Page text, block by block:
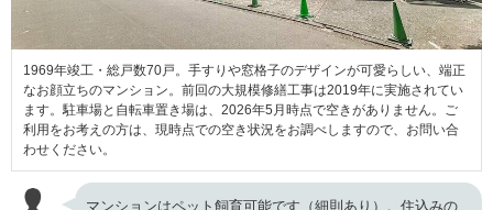
1969年竣工・総戸数70戸。手すりや窓格子のデザインが可愛らしい、端正
なお顔立ちのマンション。前回の大規模修繕工事は2019年に実施されてい
ます。駐車場と自転車置き場は、2026年5月時点で空きがありません。ご
利用をお考えの方は、現時点での空き状況をお調べしますので、お問い合
わせください。
マンションはペット飼育可能です（細則あり）。住込みの